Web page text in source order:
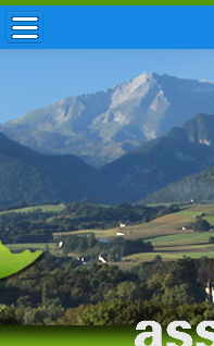
ACCUEIL / INFOS
MUNICIPALITÉ
VIE LOCALE
ENFANCE
TOURISME
HISTOIRE